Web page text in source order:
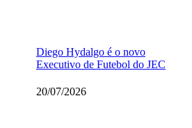
Diego Hydalgo é o novo
Executivo de Futebol do JEC
20/07/2026